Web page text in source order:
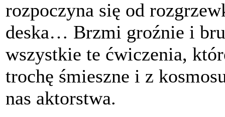
rozpoczyna się od
deska… Brzmi groźnie i
wszystkie te ćwiczenia,
trochę śmieszne i z
nas aktorstwa.